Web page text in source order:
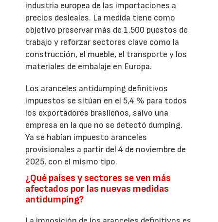
industria europea de las importaciones a
precios desleales. La medida tiene como
objetivo preservar más de 1.500 puestos de
trabajo y reforzar sectores clave como la
construcción, el mueble, el transporte y los
materiales de embalaje en Europa.
Los aranceles antidumping definitivos
impuestos se sitúan en el 5,4 % para todos
los exportadores brasileños, salvo una
empresa en la que no se detectó dumping.
Ya se habían impuesto aranceles
provisionales a partir del 4 de noviembre de
2025, con el mismo tipo.
¿Qué países y sectores se ven más
afectados por las nuevas medidas
antidumping?